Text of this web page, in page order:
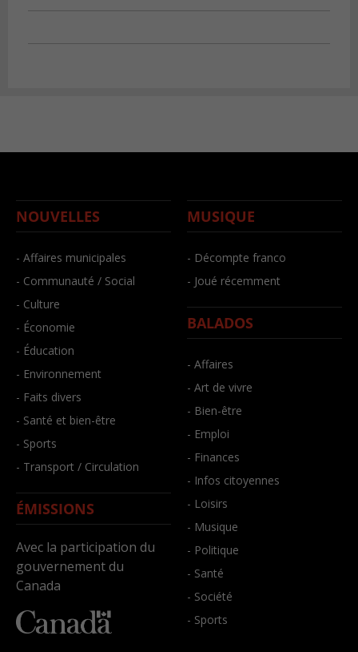
NOUVELLES
- Affaires municipales
- Communauté / Social
- Culture
- Économie
- Éducation
- Environnement
- Faits divers
- Santé et bien-être
- Sports
- Transport / Circulation
ÉMISSIONS
Avec la participation du
gouvernement du
Canada
MUSIQUE
- Décompte franco
- Joué récemment
BALADOS
- Affaires
- Art de vivre
- Bien-être
- Emploi
- Finances
- Infos citoyennes
- Loisirs
- Musique
- Politique
- Santé
- Société
- Sports